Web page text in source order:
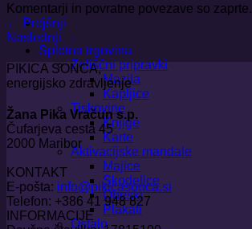
Spletna trgovina
Zeliščni pripravki
Mazila
Kapljice
Tiskovine
Knjige
Karte
Aktivacijske mandale
Majice
Skodelice
Obeski
Plakati
Ostalo
Komentarji in povratne povezave so zaprte.
← Prejšnji
Naslednji →
PIKICA SONCA,
energijsko zdravljenje
Žana Pika Vračun s.p.
Čufarjeva cesta 45
2000 Maribor
KONTAKT
E-pošta: info@pikicasonca.si
Telefon: +386 41 948 827
INFORMACIJE